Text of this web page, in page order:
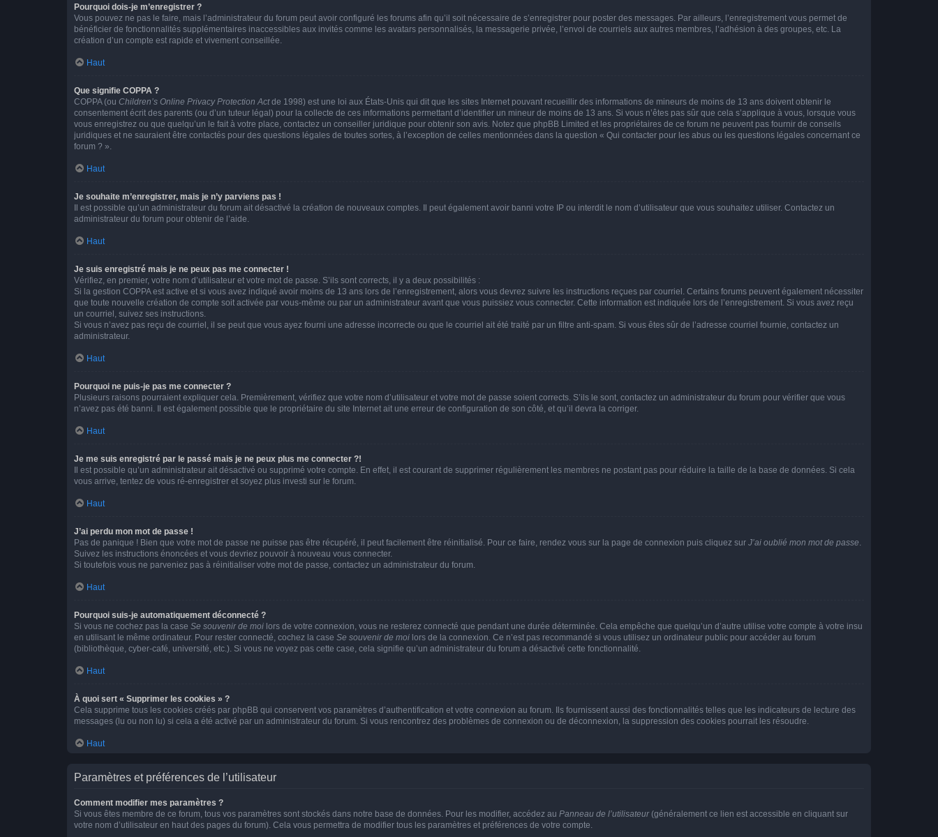
Pourquoi dois-je m’enregistrer ?
Vous pouvez ne pas le faire, mais l’administrateur du forum peut avoir configuré les forums afin qu’il soit nécessaire de s’enregistrer pour poster des messages. Par ailleurs, l’enregistrement vous permet de
bénéficier de fonctionnalités supplémentaires inaccessibles aux invités comme les avatars personnalisés, la messagerie privée, l’envoi de courriels aux autres membres, l’adhésion à des groupes, etc. La
création d’un compte est rapide et vivement conseillée.
Haut
Que signifie COPPA ?
COPPA (ou Children’s Online Privacy Protection Actde 1998) est une loi aux États-Unis qui dit que les sites Internet pouvant recueillir des informations de mineurs de moins de 13 ans doivent obtenir le
consentement écrit des parents (ou d’un tuteur légal) pour la collecte de ces informations permettant d’identifier un mineur de moins de 13 ans. Si vous n’êtes pas sûr que cela s’applique à vous, lorsque vous
vous enregistrez ou que quelqu’un le fait à votre place, contactez un conseiller juridique pour obtenir son avis. Notez que phpBB Limited et les propriétaires de ce forum ne peuvent pas fournir de conseils
juridiques et ne sauraient être contactés pour des questions légales de toutes sortes, à l’exception de celles mentionnées dans la question « Qui contacter pour les abus ou les questions légales concernant ce
forum ? ».
Haut
Je souhaite m’enregistrer, mais je n’y parviens pas !
Il est possible qu’un administrateur du forum ait désactivé la création de nouveaux comptes. Il peut également avoir banni votre IP ou interdit le nom d’utilisateur que vous souhaitez utiliser. Contactez un
administrateur du forum pour obtenir de l’aide.
Haut
Je suis enregistré mais je ne peux pas me connecter !
Vérifiez, en premier, votre nom d’utilisateur et votre mot de passe. S’ils sont corrects, il y a deux possibilités :
Si la gestion COPPA est active et si vous avez indiqué avoir moins de 13 ans lors de l’enregistrement, alors vous devrez suivre les instructions reçues par courriel. Certains forums peuvent également nécessiter
que toute nouvelle création de compte soit activée par vous-même ou par un administrateur avant que vous puissiez vous connecter. Cette information est indiquée lors de l’enregistrement. Si vous avez reçu
un courriel, suivez ses instructions.
Si vous n’avez pas reçu de courriel, il se peut que vous ayez fourni une adresse incorrecte ou que le courriel ait été traité par un filtre anti-spam. Si vous êtes sûr de l’adresse courriel fournie, contactez un
administrateur.
Haut
Pourquoi ne puis-je pas me connecter ?
Plusieurs raisons pourraient expliquer cela. Premièrement, vérifiez que votre nom d’utilisateur et votre mot de passe soient corrects. S’ils le sont, contactez un administrateur du forum pour vérifier que vous
n’avez pas été banni. Il est également possible que le propriétaire du site Internet ait une erreur de configuration de son côté, et qu’il devra la corriger.
Haut
Je me suis enregistré par le passé mais je ne peux plus me connecter ?!
Il est possible qu’un administrateur ait désactivé ou supprimé votre compte. En effet, il est courant de supprimer régulièrement les membres ne postant pas pour réduire la taille de la base de données. Si cela
vous arrive, tentez de vous ré-enregistrer et soyez plus investi sur le forum.
Haut
J’ai perdu mon mot de passe !
Pas de panique ! Bien que votre mot de passe ne puisse pas être récupéré, il peut facilement être réinitialisé. Pour ce faire, rendez vous sur la page de connexion puis cliquez sur J’ai oublié mon mot de passe.
Suivez les instructions énoncées et vous devriez pouvoir à nouveau vous connecter.
Si toutefois vous ne parveniez pas à réinitialiser votre mot de passe, contactez un administrateur du forum.
Haut
Pourquoi suis-je automatiquement déconnecté ?
Si vous ne cochez pas la case Se souvenir de moi lors de votre connexion, vous ne resterez connecté que pendant une durée déterminée. Cela empêche que quelqu’un d’autre utilise votre compte à votre insu
en utilisant le même ordinateur. Pour rester connecté, cochez la case Se souvenir de moi lors de la connexion. Ce n’est pas recommandé si vous utilisez un ordinateur public pour accéder au forum
(bibliothèque, cyber-café, université, etc.). Si vous ne voyez pas cette case, cela signifie qu’un administrateur du forum a désactivé cette fonctionnalité.
Haut
À quoi sert « Supprimer les cookies » ?
Cela supprime tous les cookies créés par phpBB qui conservent vos paramètres d’authentification et votre connexion au forum. Ils fournissent aussi des fonctionnalités telles que les indicateurs de lecture des
messages (lu ou non lu) si cela a été activé par un administrateur du forum. Si vous rencontrez des problèmes de connexion ou de déconnexion, la suppression des cookies pourrait les résoudre.
Haut
Paramètres et préférences de l’utilisateur
Comment modifier mes paramètres ?
Si vous êtes membre de ce forum, tous vos paramètres sont stockés dans notre base de données. Pour les modifier, accédez au Panneau de l’utilisateur(généralement ce lien est accessible en cliquant sur
votre nom d’utilisateur en haut des pages du forum). Cela vous permettra de modifier tous les paramètres et préférences de votre compte.